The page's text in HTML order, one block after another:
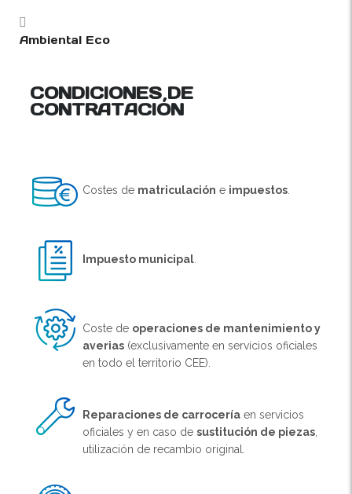
Ambiental Eco
CONDICIONES DE
CONTRATACIÓN
Costes de matriculación e impuestos
Impuesto municipal
Coste de operaciones de mantenimiento y
averias (exclusivamente en servicios oficiales
en todo el territorio CEE).
Reparaciones de carrocería en servicios
oficiales y en caso de sustitución de piezas
utilización de recambio original.